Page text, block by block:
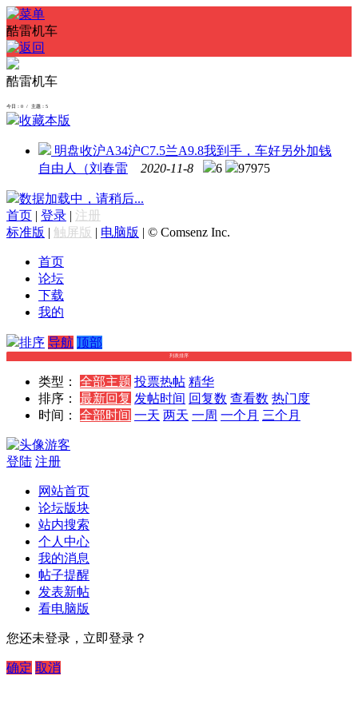
酷雷机车
酷雷机车
今日：0 / 主题：5
收藏本版
明盘收沪A34沪C7.5兰A9.8我到手，车好另外加钱
自由人（刘春雷
2020-11-8 6 97975
数据加载中，请稍后...
首页 | 登录 | 注册
标准版 | 触屏版 | 电脑版 | © Comsenz Inc.
首页
论坛
下载
我的
排序 导航 顶部
列表排序
类型： 全部主题 投票热帖 精华
排序：
最新回复 发帖时间 回复数 查看数 热门度
时间：
全部时间 一天 两天 一周 一个月 三个月
游客
登陆 注册
网站首页
论坛版块
站内搜索
个人中心
我的消息
帖子提醒
发表新帖
看电脑版
您还未登录，立即登录？
确定 取消